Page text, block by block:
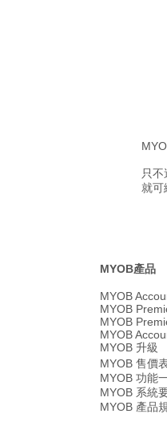
只
就可
MYOB產品
MYOB
MYOB
MYOB
MYOB
MYOB 升級
MYOB 售價
MYOB 功能
MYOB 系統
MYOB 產品